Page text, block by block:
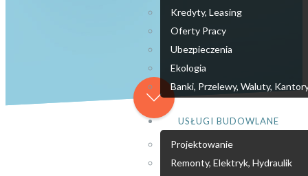
Kredyty, Leasing
Oferty Pracy
Ubezpieczenia
Ekologia
Banki, Przelewy, Waluty,
USŁUGI BUDOWLANE
Projektowanie
Remonty, Elektryk, Hydraulik